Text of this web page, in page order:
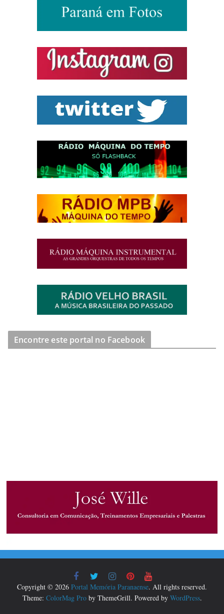
Encontre este portal no Facebook
Copyright © 2026 Portal Memória Paranaense. All rights reserved.
Theme: ColorMag Proby ThemeGrill. Powered by WordPress.